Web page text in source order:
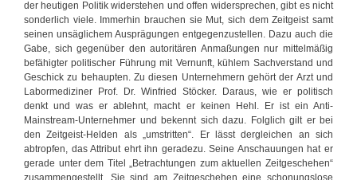
i
n
n
u
n
g
v
e
r
m
i
der heutigen Politik widerstehen und offen widersprechen, gibt es nicht
sonderlich viele. Immerhin brauchen sie Mut, sich dem Zeitgeist samt
seinen unsäglichem Ausprägungen entgegenzustellen. Dazu auch die
Gabe, sich gegenüber den autoritären Anmaßungen nur mittelmäßig
befähigter politischer Führung mit Vernunft, kühlem Sachverstand und
Geschick zu behaupten. Zu diesen Unternehmern gehört der Arzt und
Labormediziner Prof. Dr. Winfried Stöcker. Daraus, wie er politisch
denkt und was er ablehnt, macht er keinen Hehl. Er ist ein Anti-
Mainstream-Unternehmer und bekennt sich dazu. Folglich gilt er bei
den Zeitgeist-Helden als „umstritten“. Er lässt dergleichen an sich
abtropfen, das Attribut ehrt ihn geradezu. Seine Anschauungen hat er
gerade unter dem Titel „Betrachtungen zum aktuellen Zeitgeschehen“
zusammengestellt. Sie sind am Zeitgeschehen eine schonungslose